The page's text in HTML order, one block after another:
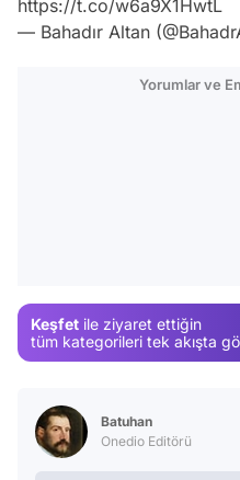
https://t.co/w6a9X1HwtL
— Bahadır Altan
Yorumlar ve
Keşfet ile ziyaret ettiğin
tüm kategorileri tek akışta
Batuhan
Onedio Editörü